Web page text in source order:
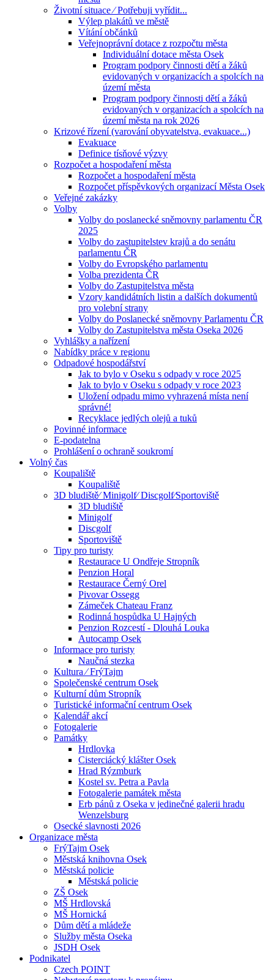
Životní situace ⁄ Potřebuji vyřídit...
Výlep plakátů ve městě
Vítání občánků
Veřejnoprávní dotace z rozpočtu města
Individuální dotace města Osek
Program podpory činnosti dětí a žáků
evidovaných v organizacích a spolcích na
území města
Program podpory činnosti dětí a žáků
evidovaných v organizacích a spolcích na
území města na rok 2026
Krizové řízení (varování obyvatelstva, evakuace...)
Evakuace
Definice tísňové výzvy
Rozpočet a hospodaření města
Rozpočet a hospodaření města
Rozpočet příspěvkových organizací Města Osek
Veřejné zakázky
Volby
Volby do poslanecké sněmovny parlamentu ČR
2025
Volby do zastupitelstev krajů a do senátu
parlamentu ČR
Volby do Evropského parlamentu
Volba prezidenta ČR
Volby do Zastupitelstva města
Vzory kandidátních listin a dalších dokumentů
pro volební strany
Volby do Poslanecké sněmovny Parlamentu ČR
Volby do Zastupitelstva města Oseka 2026
Vyhlášky a nařízení
Nabídky práce v regionu
Odpadové hospodářství
Jak to bylo v Oseku s odpady v roce 2025
Jak to bylo v Oseku s odpady v roce 2023
Uložení odpadu mimo vyhrazená místa není
správné!
Recyklace jedlých olejů a tuků
Povinné informace
E-podatelna
Prohlášení o ochraně soukromí
Volný čas
Koupaliště
Koupaliště
3D bludiště⁄ Minigolf⁄ Discgolf⁄Sportoviště
3D bludiště
Minigolf
Discgolf
Sportoviště
Tipy pro turisty
Restaurace U Ondřeje Stropník
Penzion Horal
Restaurace Černý Orel
Pivovar Ossegg
Zámeček Chateau Franz
Rodinná hospůdka U Hajných
Penzion Rozcestí - Dlouhá Louka
Autocamp Osek
Informace pro turisty
Naučná stezka
Kultura ⁄ FrýTajm
Společenské centrum Osek
Kulturní dům Stropník
Turistické informační centrum Osek
Kalendář akcí
Fotogalerie
Památky
Hrdlovka
Cisterciácký klášter Osek
Hrad Rýzmburk
Kostel sv. Petra a Pavla
Fotogalerie památek města
Erb pánů z Oseka v jedinečné galerii hradu
Wenzelsburg
Osecké slavnosti 2026
Organizace města
FrýTajm Osek
Městská knihovna Osek
Městská policie
Městská policie
ZŠ Osek
MŠ Hrdlovská
MŠ Hornická
Dům dětí a mládeže
Služby města Oseka
JSDH Osek
Podnikatel
Czech POINT